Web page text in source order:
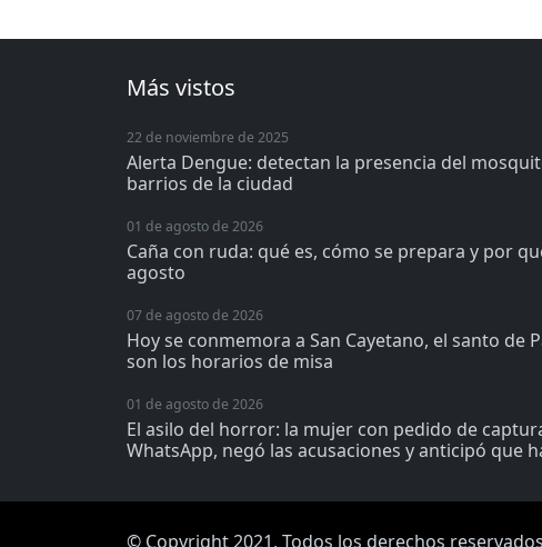
Más vistos
22 de noviembre de 2025
Alerta Dengue: detectan la presencia del
barrios de la ciudad
01 de agosto de 2026
Caña con ruda: qué es, cómo se prepara y por
agosto
07 de agosto de 2026
Hoy se conmemora a San Cayetano, el santo de
son los horarios de misa
01 de agosto de 2026
El asilo del horror: la mujer con pedido de
WhatsApp, negó las acusaciones y anticipó que
© Copyright 2021, Todos los derechos reservados